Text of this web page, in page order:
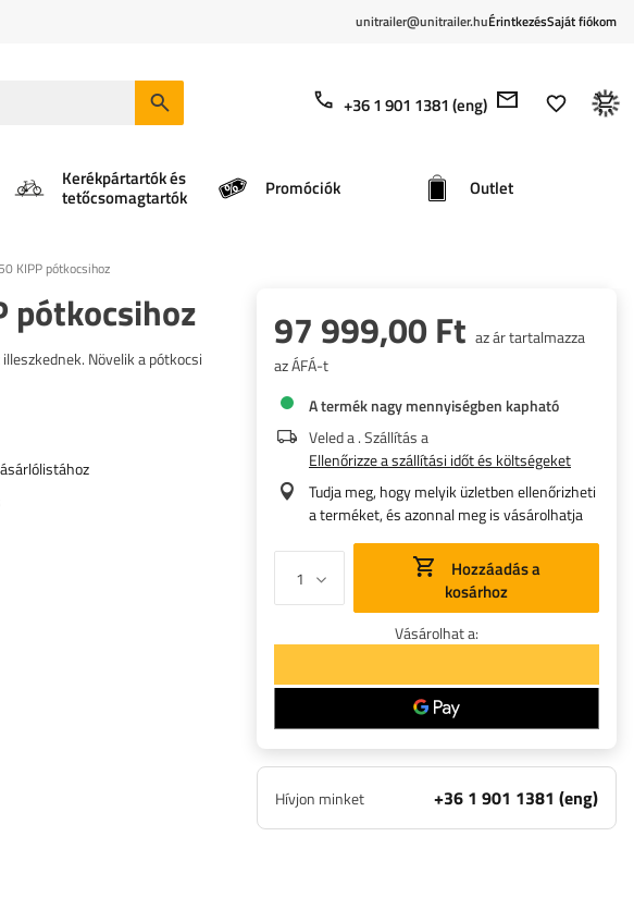
unitrailer@unitrailer.huÉrintkezésSaját fiókom
+36 1 901 1381 (eng)
Kerékpártartók és
tetőcsomagtartók Promóciók Outlet
KIPP pótkocsihoz
pótkocsihoz
Növelik a pótkocsi
97 999,00 Ft az ár tartalmazza
az ÁFÁ-t
A termék nagy mennyiségben kapható
Veled a. Szállítás a
Ellenőrizze a szállítási időt és költségeket
Tudja meg, hogy melyik üzletben ellenőrizheti
a terméket, és azonnal meg is vásárolhatja
kosárhoz
Vásárolhat a:
Hívjon minket +36 1 901 1381 (eng)